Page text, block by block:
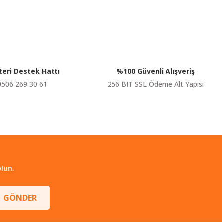
Destek Hattı
269 30 61
%100 Güvenli Alışveriş
256 BIT SSL Ödeme Alt Yapısı
GÖNDER